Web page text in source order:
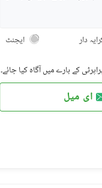
دار
ایجنٹ
کے بارے میں آگاہ کیا جائے۔
ای میل